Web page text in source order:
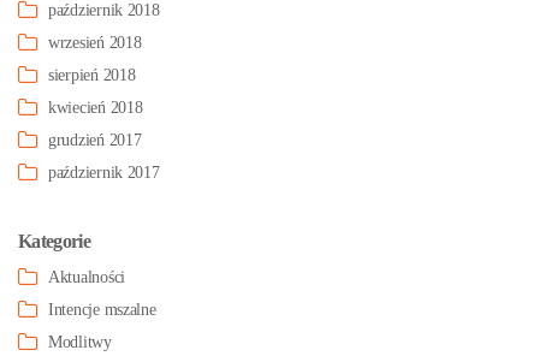
październik 2018
wrzesień 2018
sierpień 2018
kwiecień 2018
grudzień 2017
październik 2017
Kategorie
Aktualności
Intencje mszalne
Modlitwy